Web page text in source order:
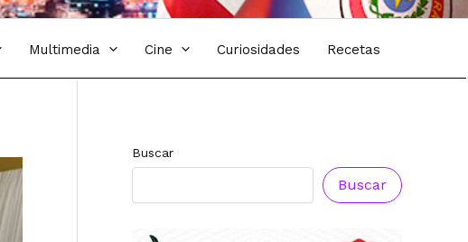
Multimedia Cine Curiosidades Recetas
Buscar
Buscar